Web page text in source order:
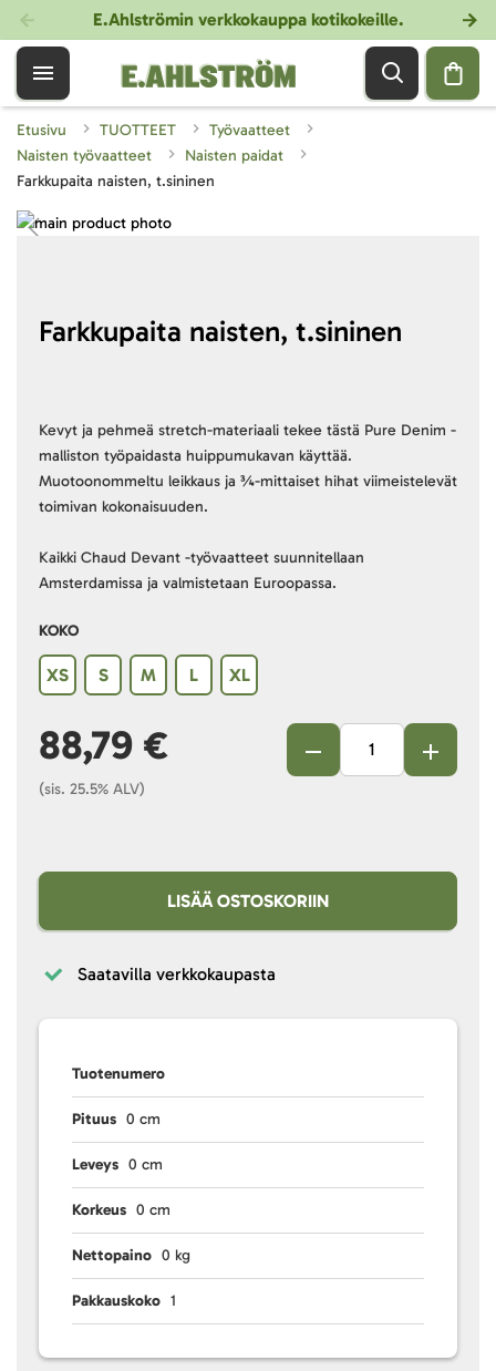
E.Ahlströmin verkkokauppa kotikokeille.
Etusivu TUOTTEET
Työvaatteet
Naisten työvaatteet
Naisten paidat
Farkkupaita naisten, t.sininen
Farkkupaita naisten, t.sininen
Kevyt ja pehmeä stretch-materiaali tekee tästä Pure Denim -
malliston työpaidasta huippumukavan käyttää.
Muotoonommeltu leikkaus ja ¾-mittaiset hihat viimeistelevät
toimivan kokonaisuuden.
Kaikki Chaud Devant -työvaatteet suunnitellaan
Amsterdamissa ja valmistetaan Euroopassa.
KOKO
XS S M L XL
88,79 €
(sis. 25.5% ALV)
LISÄÄ OSTOSKORIIN
Saatavilla verkkokaupasta
Tuotenumero
Pituus 0 cm
Leveys 0 cm
Korkeus 0 cm
Nettopaino 0 kg
Pakkauskoko 1
Skip
beginning
gallery